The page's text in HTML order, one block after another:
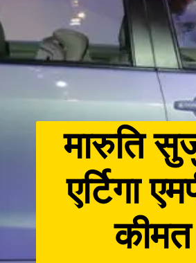
मारुति
एर्टिगा
कीमत